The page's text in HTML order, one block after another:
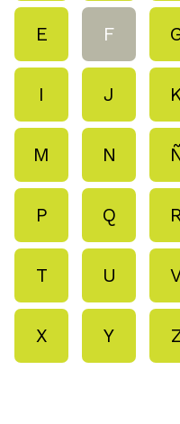
E F
I J
M N
P Q
T U
X Y